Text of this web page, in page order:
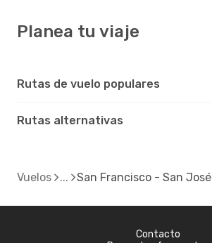
Planea tu viaje
Rutas de vuelo populares
Rutas alternativas
Vuelos San Francisco - San José
Contacto